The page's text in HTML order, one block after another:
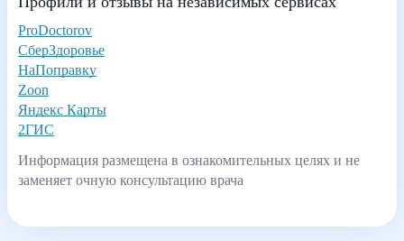
ProDoctorov
СберЗдоровье
НаПоправку
Zoon
Яндекс Карты
2ГИС
Информация размещена в ознакомительных целях и не
заменяет очную консультацию врача